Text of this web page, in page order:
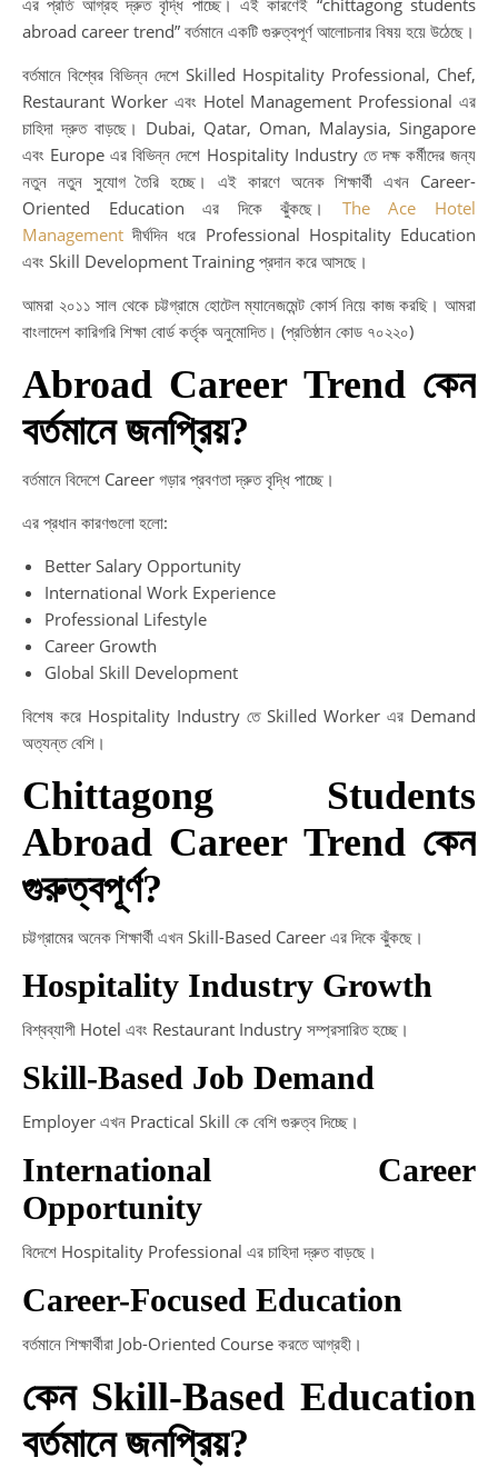
এর প্রতি আগ্রহ দ্রুত বৃদ্ধি পাচ্ছে। এই কারণেই “chittagong students
abroad career trend” বর্তমানে একটি গুরুত্বপূর্ণ আলোচনার বিষয় হয়ে উঠেছে।
বর্তমানে বিশ্বের বিভিন্ন দেশে Skilled Hospitality Professional, Chef,
Restaurant Worker এবং Hotel Management Professional এর
চাহিদা দ্রুত বাড়ছে। Dubai, Qatar, Oman, Malaysia, Singapore
এবং Europe এর বিভিন্ন দেশে Hospitality Industry তে দক্ষ কর্মীদের জন্য
নতুন নতুন সুযোগ তৈরি হচ্ছে। এই কারণে অনেক শিক্ষার্থী এখন Career-
Oriented Education এর দিকে ঝুঁকছে।
The Ace Hotel
Management দীর্ঘদিন ধরে Professional Hospitality Education
এবং Skill Development Training প্রদান করে আসছে।
আমরা ২০১১ সাল থেকে চট্টগ্রামে হোটেল ম্যানেজমেন্ট কোর্স নিয়ে কাজ করছি। আমরা
বাংলাদেশ কারিগরি শিক্ষা বোর্ড কর্তৃক অনুমোদিত। (প্রতিষ্ঠান কোড ৭০২২০)
Abroad Career Trend কেন
বর্তমানে জনপ্রিয়?
বর্তমানে বিদেশে Career গড়ার প্রবণতা দ্রুত বৃদ্ধি পাচ্ছে।
এর প্রধান কারণগুলো হলো:
Better Salary Opportunity
International Work Experience
Professional Lifestyle
Career Growth
Global Skill Development
বিশেষ করে Hospitality Industry তে Skilled Worker এর Demand
অত্যন্ত বেশি।
Chittagong Students
Abroad Career Trend কেন
গুরুত্বপূর্ণ?
চট্টগ্রামের অনেক শিক্ষার্থী এখন Skill-Based Career এর দিকে ঝুঁকছে।
Hospitality Industry Growth
বিশ্বব্যাপী Hotel এবং Restaurant Industry সম্প্রসারিত হচ্ছে।
Skill-Based Job Demand
Employer এখন Practical Skill কে বেশি গুরুত্ব দিচ্ছে।
International Career
Opportunity
বিদেশে Hospitality Professional এর চাহিদা দ্রুত বাড়ছে।
Career-Focused Education
বর্তমানে শিক্ষার্থীরা Job-Oriented Course করতে আগ্রহী।
কেন Skill-Based Education
বর্তমানে জনপ্রিয়?